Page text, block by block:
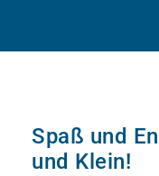
Spaß und
und Klein!